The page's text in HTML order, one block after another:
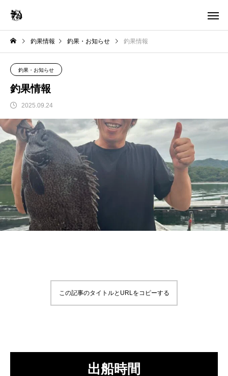
釣果情報 釣果・お知らせ 釣果情報
釣果・お知らせ
釣果情報
2025.09.24
この記事のタイトルとURLをコピーする
出船時間